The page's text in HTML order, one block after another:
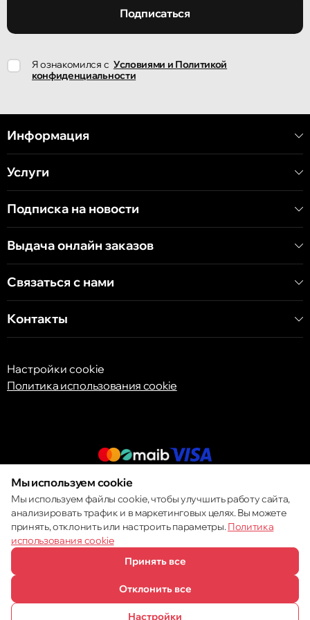
улица Ион Крянгэ, 78
Кишинёв
Хынчештское шоссе, 60/4
бульвар Дечебал, 139
Подписаться
Я ознакомился с Условиями и Политикой
конфиденциальности
Информация
Услуги
Подписка на новости
Выдача онлайн заказов
Связаться с нами
Контакты
Настройки cookie
Политика использования cookie
© 2013 – 2026 ECOM
Мы используем cookie
Мы используем файлы cookie, чтобы улучшить работу сайта,
анализировать трафик и в маркетинговых целях. Вы можете
принять, отклонить или настроить параметры.Политика
использования cookie
Принять все
Отклонить все
Настройки